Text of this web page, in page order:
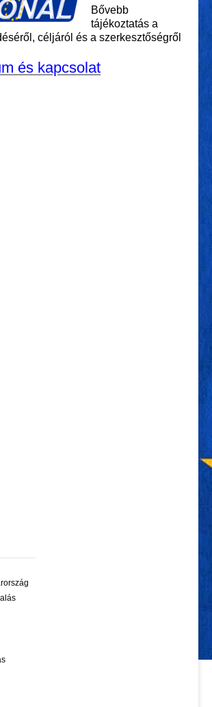
Bővebb
tájékoztatás a
céljáról és a szerkesztőségről
és kapcsolat